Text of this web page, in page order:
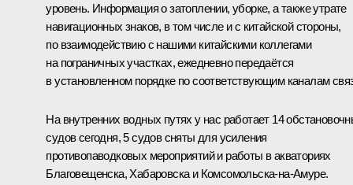
уровень. Информация о затоплении, уборке, а также утрате
навигационных знаков, в том числе и с китайской стороны,
по взаимодействию с нашими китайскими коллегами
на пограничных участках, ежедневно передаётся
в установленном порядке по соответствующим каналам
На внутренних водных путях у нас работает 14
судов сегодня, 5 судов сняты для усиления
противопаводковых мероприятий и работы в акваториях
Благовещенска, Хабаровска и Комсомольска-на-Амуре.